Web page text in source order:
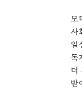
모
사
일
독
더
받